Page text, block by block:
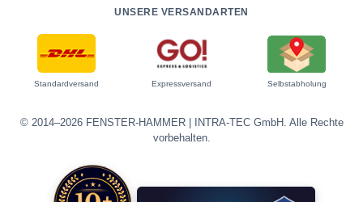
UNSERE VERSANDARTEN
Standardversand Expressversand Selbstabholung
© 2014–2026 FENSTER-HAMMER | INTRA-TEC GmbH. Alle Rechte
vorbehalten.